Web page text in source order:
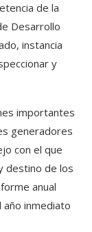
de la
Desarrollo
instancia
y
importantes
generadores
con el que
destino de los
anual
inmediato